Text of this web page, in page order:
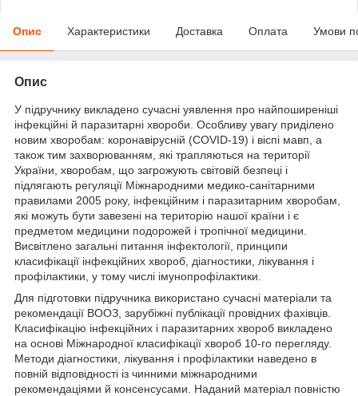
Опис Характеристики Доставка Оплата Умови
Опис
У підручнику викладено сучасні уявлення про найпоширеніші
інфекційні й паразитарні хвороби. Особливу увагу приділено
новим хворобам: коронавірусній (COVID-19) і віспі мавп, а
також тим захворюванням, які трапляються на території
України, хворобам, що загрожують світовій безпеці і
підлягають регуляції Міжнародними медико-санітарними
правилами 2005 року, інфекційним і паразитарним хворобам,
які можуть бути завезені на територію нашої країни і є
предметом медицини подорожей і тропічної медицини.
Висвітлено загальні питання інфектології, принципи
класифікації інфекційних хвороб, діагностики, лікування і
профілактики, у тому числі імунопрофілактики.
Для підготовки підручника використано сучасні матеріали та
рекомендації ВООЗ, зарубіжні публікації провідних фахівців.
Класифікацію інфекційних і паразитарних хвороб викладено
на основі Міжнародної класифікації хвороб 10-го перегляду.
Методи діагностики, лікування і профілактики наведено в
повній відповідності із чинними міжнародними
рекомендаціями й консенсусами. Наданий матеріал повністю